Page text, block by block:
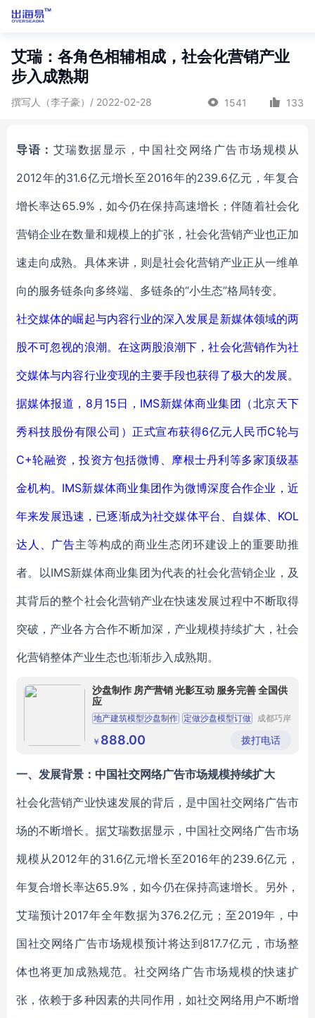
艾瑞：各角色相辅相成，社会化营销产业
步入成熟期
撰写人（李子豪）/ 2022-02-28 1541 133
导语： 艾瑞数据显示，中国社交网络广告市场规模从
2012年的31.6亿元增长至2016年的239.6亿元，年复合
增长率达65.9%，如今仍在保持高速增长；伴随着社会化
营销企业在数量和规模上的扩张，社会化营销产业也正加
速走向成熟。具体来讲，则是社会化营销产业正从一维单
向的服务链条向多终端、多链条的“小生态”格局转变。
社交媒体的崛起与内容行业的深入发展是新媒体领域的两
股不可忽视的浪潮。在这两股浪潮下，社会化营销作为社
交媒体与内容行业变现的主要手段也获得了极大的发展。
据媒体报道，8月15日，IMS新媒体商业集团（北京天下
秀科技股份有限公司）正式宣布获得6亿元人民币C轮与
C+轮融资，投资方包括微博、摩根士丹利等多家顶级基
金机构。IMS新媒体商业集团作为微博深度合作企业，近
年来发展迅速，已逐渐成为社交媒体平台、自媒体、KOL
达人、 广告主等构成的商业生态闭环建设上的重要助推
者。以IMS新媒体商业集团为代表的社会化营销企业，及
其背后的整个社会化营销产业在快速发展过程中不断取得
突破，产业各方合作不断加深，产业规模持续扩大，社会
化营销整体产业生态也渐渐步入成熟期。
沙盘制作 房产营销 光影互动 服务完善 全国供
应
地产建筑模型沙盘制作 定做沙盘模型订做
房地产模型沙盘
沙盘模型制作
成都巧岸
有限公司
￥ 888.00 拨打电话
一、发展背景：中国社交网络广告市场规模持续扩大
社会化营销产业快速发展的背后，是中国社交网络广告市
场的不断增长。据艾瑞数据显示，中国社交网络广告市场
规模从2012年的31.6亿元增长至2016年的239.6亿元，
年复合增长率达65.9%，如今仍在保持高速增长。另外，
艾瑞预计2017年全年数据为376.2亿元；至2019年，中
国社交网络广告市场规模预计将达到817.7亿元，市场整
体也将更加成熟规范。社交网络广告市场规模的快速扩
张，依赖于多种因素的共同作用，如社交网络用户不断增